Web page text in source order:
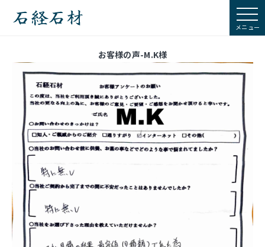
お客様の声-M.K様